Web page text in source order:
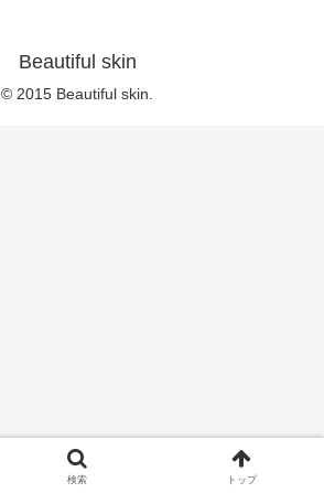
Beautiful skin
© 2015 Beautiful skin.
検索 トップ